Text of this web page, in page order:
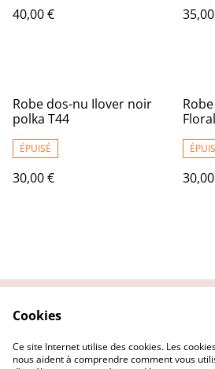
40,00 €
Robe dos-nu Ilover noir
polka T44
ÉPUISÉ
30,00 €
Politique de
confidentialité
Cookies
Ce site Internet utilise des cookies. Les
nous aident à comprendre comment vous